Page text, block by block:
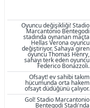
Oyuncu değişikliği! Stadio
Marcantonio Bentegodi
stadında oynanan maçta
Hellas Verona oyuncu
değiştiriyor. Sahaya giren
oyuncu Thomas Henry,
sahayı terk eden oyuncu
Federico Bonazzoli.
Ofsayt! ev sahibi takım
hücumunda orta hakem
ofsayt düdüğünü çalıyor.
Gol! Stadio Marcantonio
Bentegodi Stadı'nda